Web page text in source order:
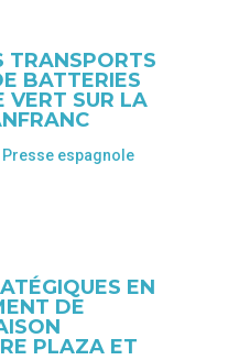
TRANSPORTS
BATTERIES
VERT SUR LA
Presse espagnole
EN
DE
PLAZA ET